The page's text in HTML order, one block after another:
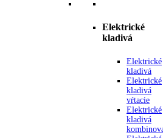
Elektrické
kladivá
Elektrické
kladivá
Elektrické
kladivá
vŕtacie
Elektrické
kladivá